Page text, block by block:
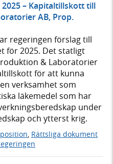
– Kapitaltillskott till
AB, Prop.
regeringen förslag till
för 2025. Det statligt
& Laboratorier
för att kunna
verksamhet som
läkemedel som har
under
och ytterst krig.
Rättsliga dokument